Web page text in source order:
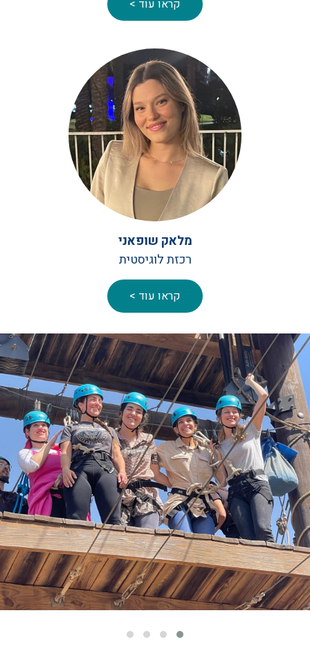
קראו עוד >
מלאק שופאני
רכזת לוגיסטית
קראו עוד >